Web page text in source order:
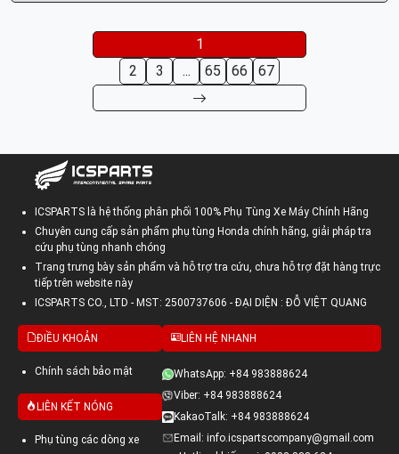
1
2
3 ... 65 66 67
ICSPARTS là hệ thống phân phối 100% Phụ Tùng Xe Máy Chính Hãng
Chuyên cung cấp sản phẩm phụ tùng Honda chính hãng, giải pháp tra
cứu phụ tùng nhanh chóng
Trang trưng bày sản phẩm và hỗ trợ tra cứu, chưa hỗ trợ đặt hàng trực
tiếp trên website này
ICSPARTS CO., LTD - MST: 2500737606 - ĐẠI DIỆN : ĐỖ VIỆT QUANG
ĐIỀU KHOẢN
Chính sách bảo mật
LIÊN KẾT NÓNG
Phụ tùng các dòng xe
LIÊN HỆ NHANH
WhatsApp: +84 983888624
Viber: +84 983888624
KakaoTalk: +84 983888624
Email: info.icspartscompany@gmail.com